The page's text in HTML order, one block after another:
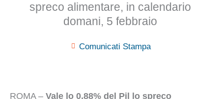
spreco alimentare, in calendario
domani, 5 febbraio
Comunicati Stampa
ROMA – Vale lo 0,88% del Pil lo spreco